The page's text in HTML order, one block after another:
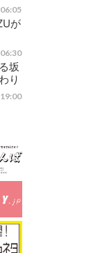
が
坂
り